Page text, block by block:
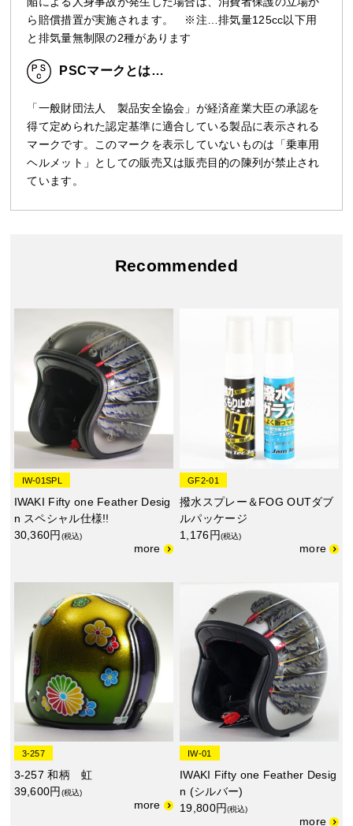
ら賠償措置が実施されます。 ※注…排気量125cc以下用
と排気量無制限の2種があります
PSCマークとは…
「一般財団法人 製品安全協会」が経済産業大臣の承認を
得て定められた認定基準に適合している製品に表示される
マークです。このマークを表示していないものは「乗車用
ヘルメット」としての販売又は販売目的の陳列が禁止され
ています。
Recommended
IW-01SPL
IWAKI Fifty one Feather Desig
n スペシャル仕様!!
30,360円(税込)
GF2-01
撥水スプレー＆FOG OUTダブ
ルパッケージ
1,176円(税込)
3-257
3-257 和柄 虹
39,600円 (税込)
IW-01
IWAKI Fifty one Feather Desig
n (シルバー)
19,800円(税込)